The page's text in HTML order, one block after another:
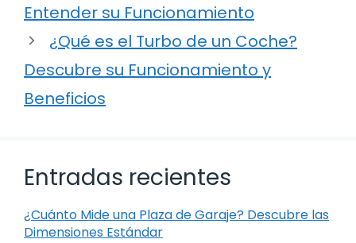
Entender su Funcionamiento
¿Qué es el Turbo de un Coche?
Descubre su Funcionamiento y
Beneficios
Entradas recientes
¿Cuánto Mide una Plaza de Garaje? Descubre las
Dimensiones Estándar